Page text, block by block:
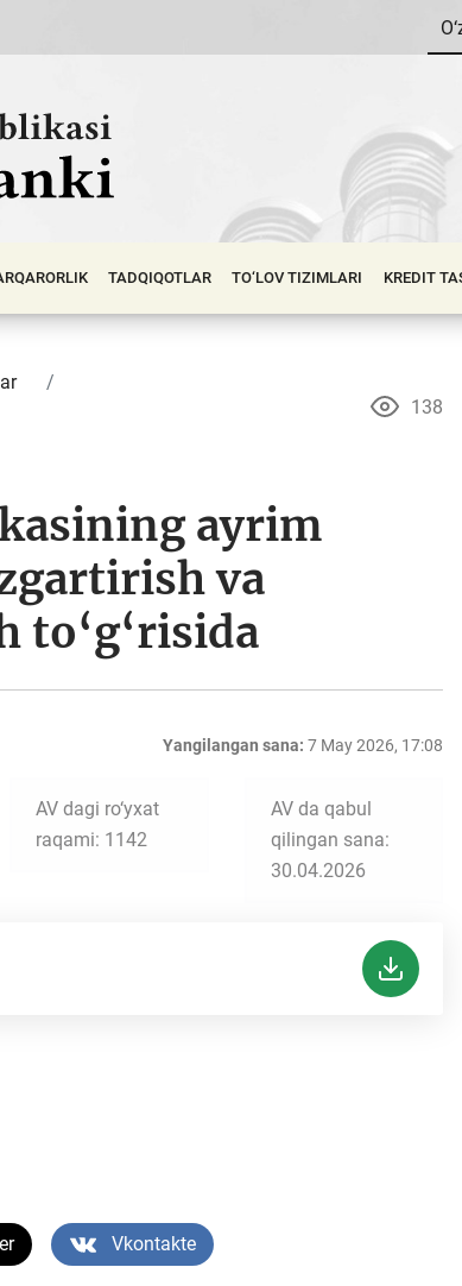
TADQIQOTLAR TO‘LOV TIZIMLARI KREDIT
138
ayrim
va
to‘g‘risida
Yangilangan sana: 7 May 2026, 17:08
AV dagi ro‘yxat
raqami: 1142
AV da qabul
qilingan sana:
30.04.2026
Vkontakte